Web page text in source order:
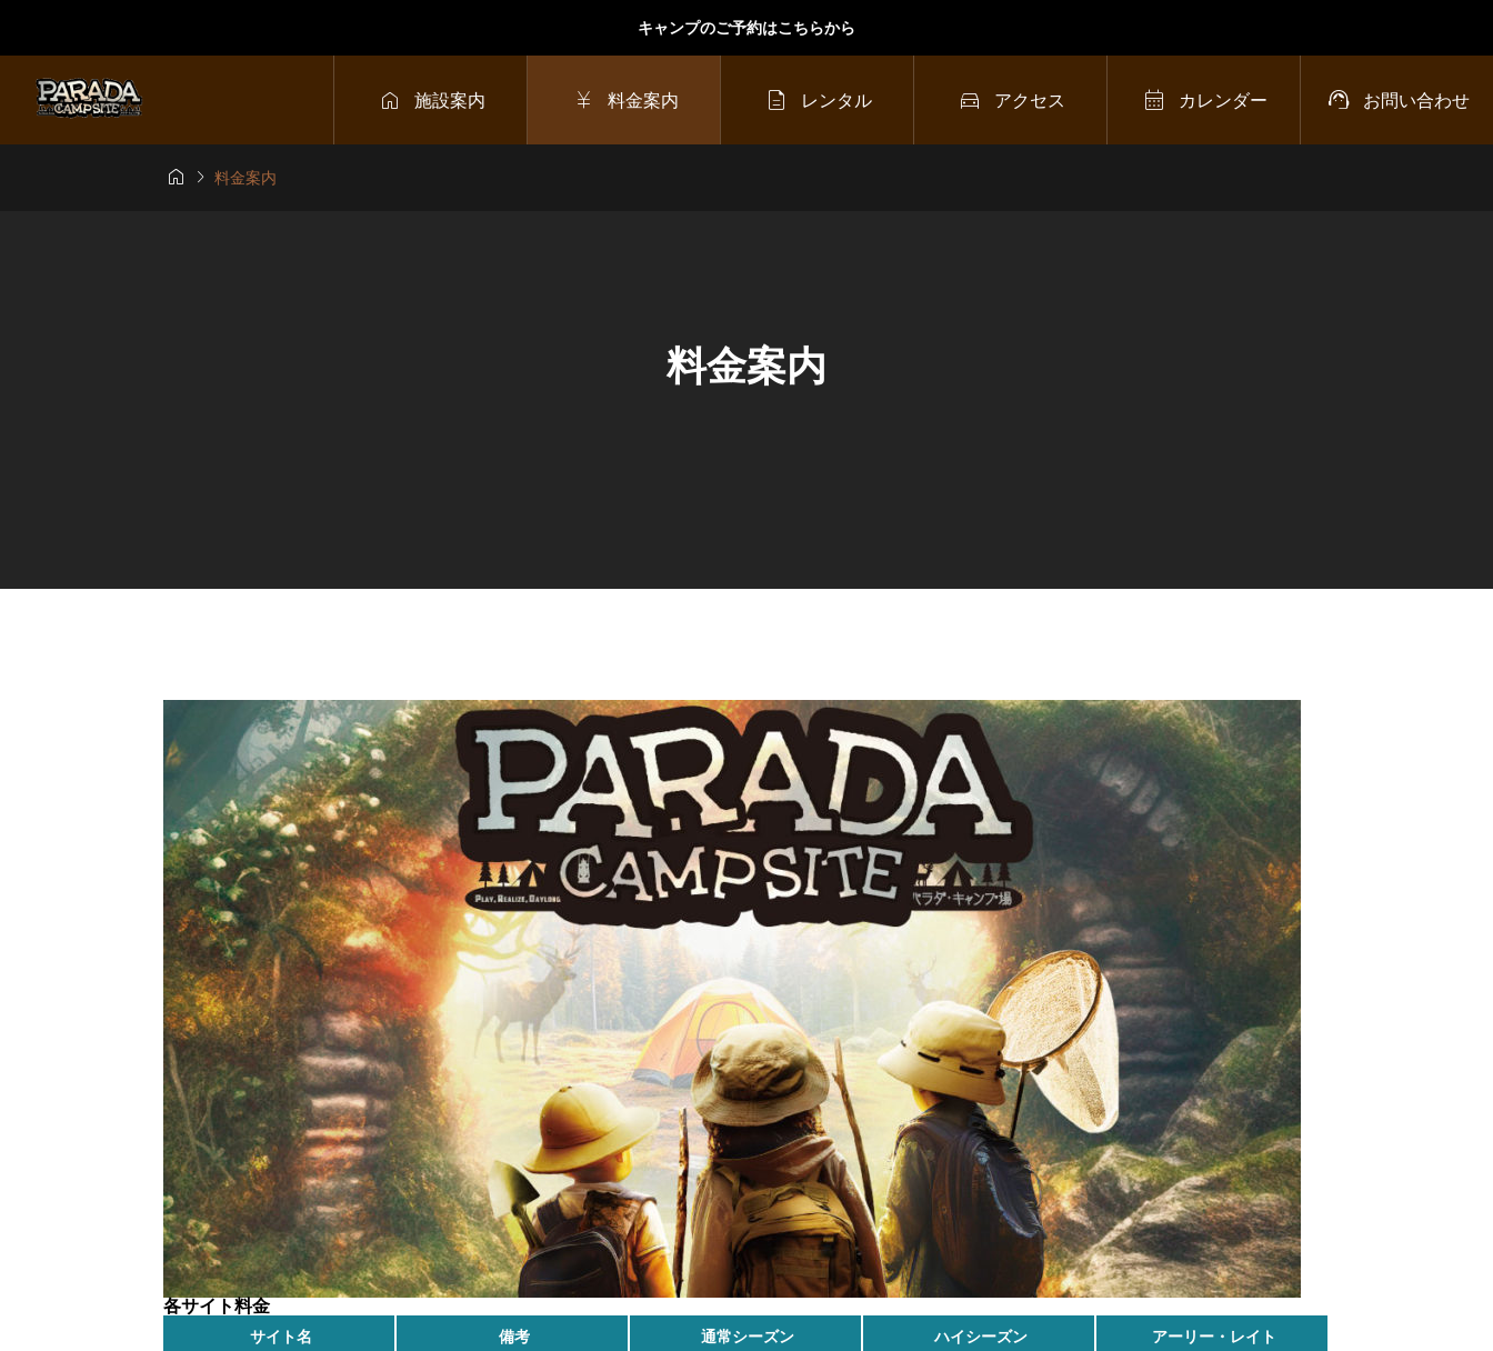
キャンプのご予約はこちらから
 施設案内  料金案内  レンタル  アクセス  カレンダー  お問い合わせ
  料金案内
料金案内
各サイト料金
サイト名 備考 通常シーズン ハイシーズン アーリー・レイト